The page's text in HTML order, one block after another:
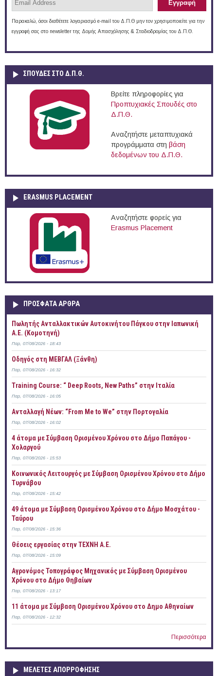
Παρακαλώ, όσοι διαθέτετε λογαριασμό e-mail του Δ.Π.Θ μην τον χρησιμοποιείτε για την
εγγραφή σας στο newsletter της Δομής Απασχόλησης & Σταδιοδρομίας του Δ.Π.Θ.
ΣΠΟΥΔΈΣ ΣΤΟ Δ.Π.Θ.
Βρείτε πληροφορίες για
Προπτυχιακές Σπουδές στο
Δ.Π.Θ.
Αναζητήστε μεταπτυχιακά
προγράμματα στη βάση
δεδομένων του Δ.Π.Θ.
ERASMUS PLACEMENT
Αναζητήστε φορείς για
Erasmus Placement
ΠΡOΣΦΑΤΑ AΡΘΡΑ
Πωλητής Ανταλλακτικών Αυτοκινήτου Πάγκου στην Ιαπωνική
Α.Ε. (Κομοτηνή)
Παρ, 07/08/2026 - 18:43
Οδηγός στη ΜΕΒΓΑΛ (Ξάνθη)
Παρ, 07/08/2026 - 16:32
Training Course: “ Deep Roots, New Paths” στην Ιταλία
Παρ, 07/08/2026 - 16:05
Ανταλλαγή Νέων: “From Me to We” στην Πορτογαλία
Παρ, 07/08/2026 - 16:02
4 άτομα με Σύμβαση Ορισμένου Χρόνου στο Δήμο Παπάγου -
Χολαργού
Παρ, 07/08/2026 - 15:53
Κοινωνικός Λειτουργός με Σύμβαση Ορισμένου Χρόνου στο Δήμο
Τυρνάβου
Παρ, 07/08/2026 - 15:42
49 άτομα με Σύμβαση Ορισμένου Χρόνου στο Δήμο Μοσχάτου -
Ταύρου
Παρ, 07/08/2026 - 15:36
Θέσεις εργασίας στην ΤΕΧΝΗ Α.Ε.
Παρ, 07/08/2026 - 15:09
Αγρονόμος Τοπογράφος Μηχανικός με Σύμβαση Ορισμένου
Χρόνου στο Δήμο Θηβαίων
Παρ, 07/08/2026 - 13:17
11 άτομα με Σύμβαση Ορισμένου Χρόνου στο Δημο Αθηναίων
Παρ, 07/08/2026 - 12:32
Περισσότερα
ΜΕΛΕΤΕΣ ΑΠΟΡΡΟΦΗΣΗΣ